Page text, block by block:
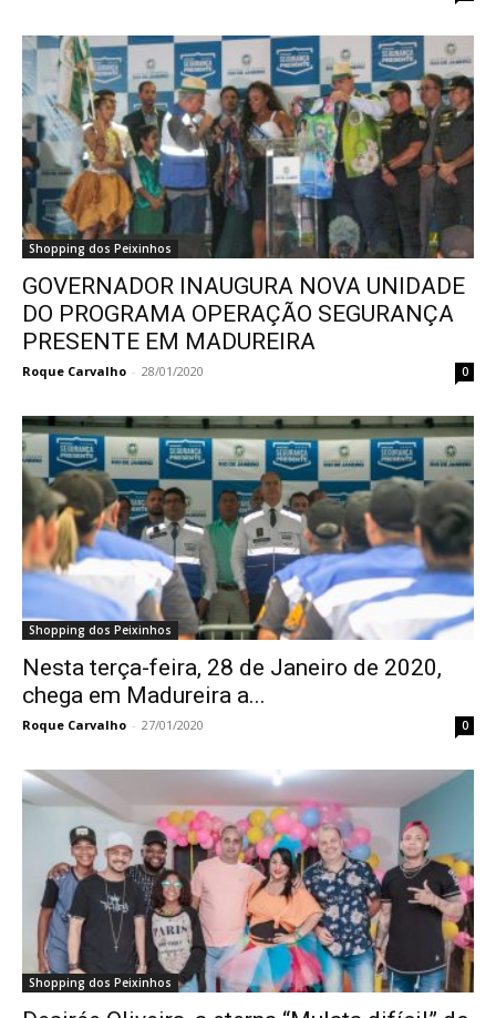
Shopping dos Peixinhos
GOVERNADOR INAUGURA NOVA UNIDADE
DO PROGRAMA OPERAÇÃO SEGURANÇA
PRESENTE EM MADUREIRA
Roque Carvalho - 28/01/2020 0
Shopping dos Peixinhos
Nesta terça-feira, 28 de Janeiro de 2020,
chega em Madureira a...
Roque Carvalho - 27/01/2020 0
Shopping dos Peixinhos